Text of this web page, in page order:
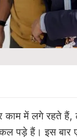
काम में लगे रहते हैं,
पड़े हैं। इस बार